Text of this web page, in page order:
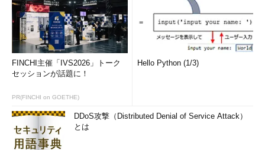
FINCHI主催「IVS2026」トーク
セッションが話題に！
PR(FINCHI on GOETHE)
Hello Python (1/3)
DDoS攻撃（Distributed Denial of Service Attack）
とは